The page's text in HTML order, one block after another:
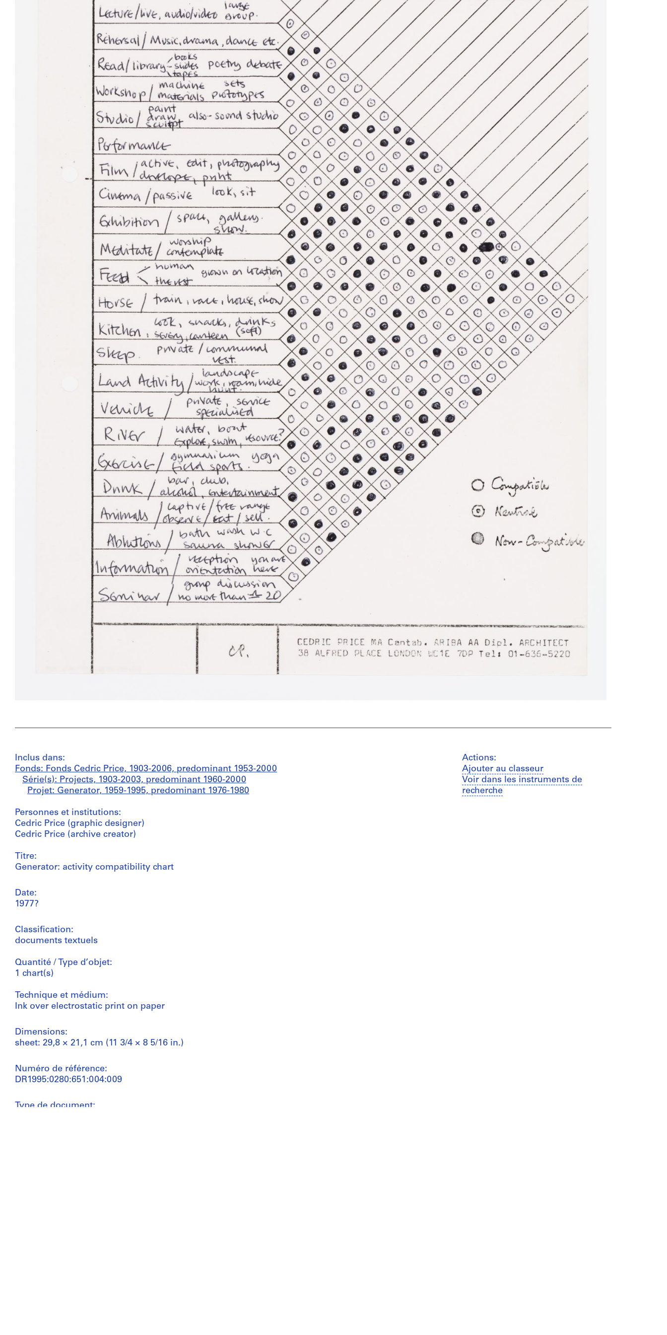
Inclus dans:
Fonds: Fonds Cedric Price, 1903-2006, predominant 1953-2000
Série(s): Projects, 1903-2003, predominant 1960-2000
Projet: Generator, 1959-1995, predominant 1976-1980
Personnes et institutions:
Cedric Price (graphic designer)
Cedric Price (archive creator)
Titre:
Generator: activity compatibility chart
Date:
1977?
Classification:
documents textuels
Quantité / Type d’objet:
1 chart(s)
Technique et médium:
Ink over electrostatic print on paper
Dimensions:
sheet: 29,8 × 21,1 cm (11 3/4 × 8 5/16 in.)
Numéro de référence:
DR1995:0280:651:004:009
Type de document:
Actions:
Ajouter au classeur
Voir dans les instruments de
recherche